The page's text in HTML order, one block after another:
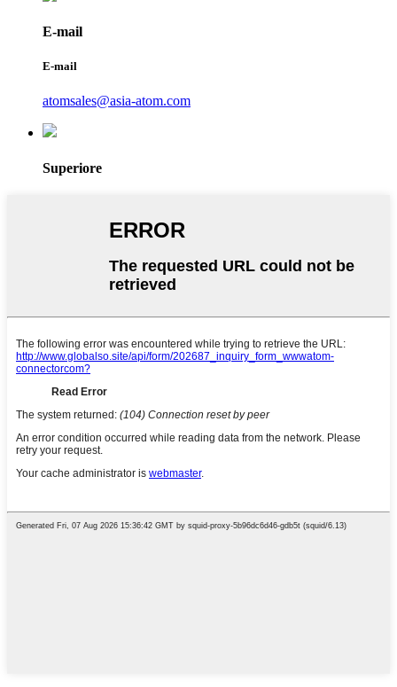
E-mail
E-mail
atomsales@asia-atom.com
Superiore